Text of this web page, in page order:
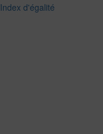
Index d'égalité